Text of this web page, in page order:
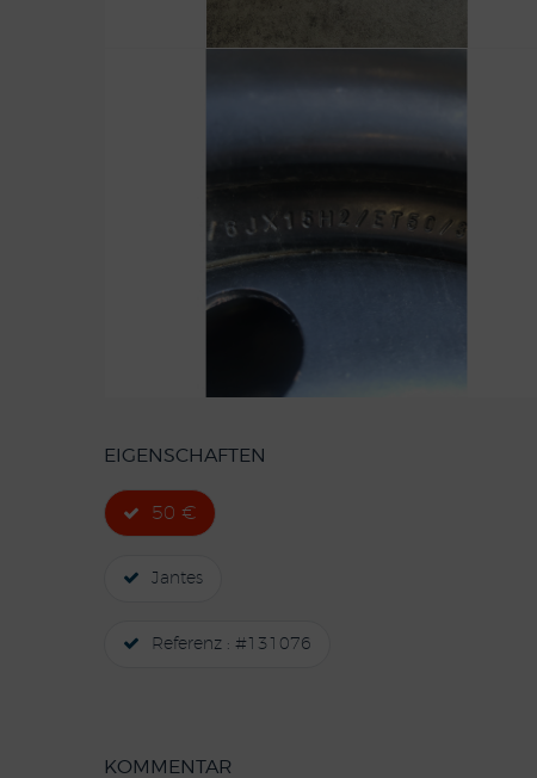
EIGENSCHAFTEN
50 €
Jantes
Referenz : #131076
KOMMENTAR